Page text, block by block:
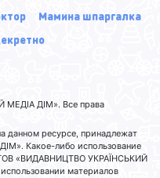
Мамина шпаргалка
ДІМ». Все права
данном ресурсе, принадлежат
Какое-либо использование
ТОВ «ВИДАВНИЦТВО УКРАЇНСЬКИЙ
материалов